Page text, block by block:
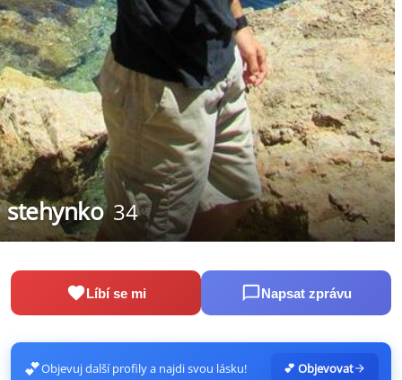
stehynko 34
Líbí se mi Napsat zprávu
💕Objevuj další profily a najdi svou lásku! 💕 Objevovat